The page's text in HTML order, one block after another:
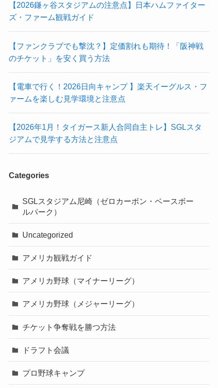
【2026鎌ヶ谷スタジアムの注意点】日本ハムファイター
ズ・ファーム観戦ガイド
【ファンクラブでも撃沈？】定価割れも期待！「阪神戦
のチケット」を安く買う方法
【電車で行く！2026日向キャンプ 】楽天イーグルス・フ
ァームを楽しむ見学環境と注意点
【2026年1月！タイガース新人合同自主トレ】SGLスタ
ジアムで見学する方法と注意点
Categories
SGLスタジアム尼崎（ゼロカーボン・ベースボー
ルパーク）
Uncategorized
アメリカ観戦ガイド
アメリカ野球（マイナーリーグ）
アメリカ野球（メジャーリーグ）
チケット争奪戦を勝つ方法
ドラフト会議
プロ野球キャンプ